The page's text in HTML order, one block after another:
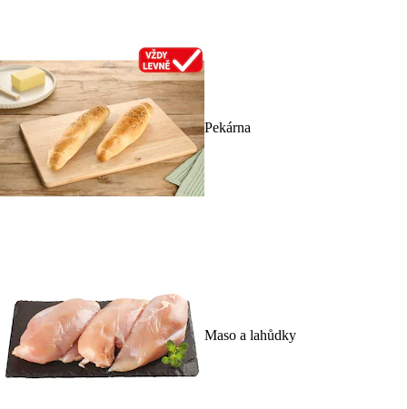
Pekárna
Maso a lahůdky